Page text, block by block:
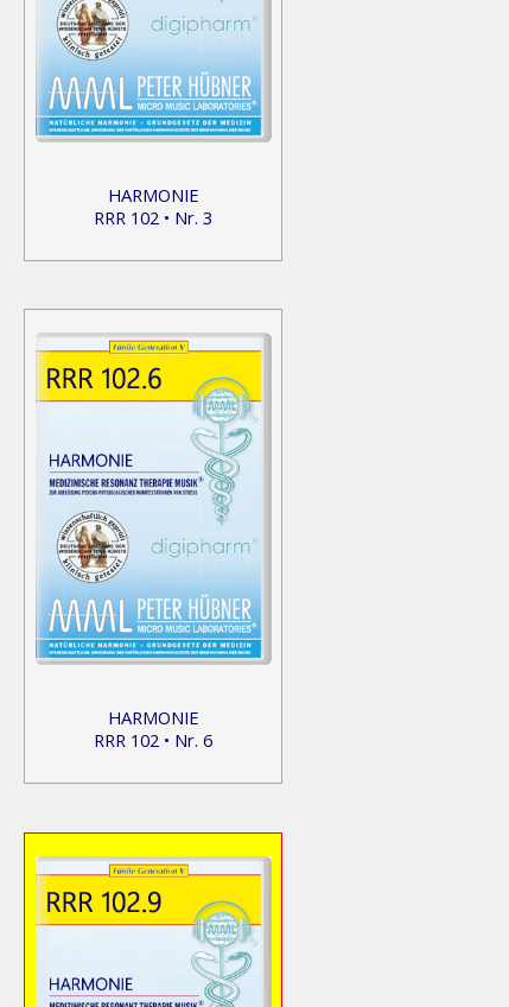
HARMONIE
RRR 102 • Nr. 3
HARMONIE
RRR 102 • Nr. 6